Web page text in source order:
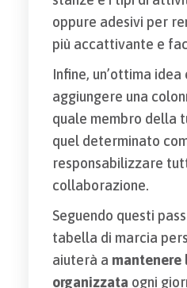
oppure adesivi per
più accattivante e
Infine, un’ottima idea
aggiungere una
quale membro della
quel determinato
responsabilizzare
collaborazione.
Seguendo questi
tabella di marcia
aiuterà a mantenere
organizzata ogni